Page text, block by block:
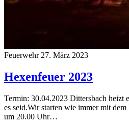
Feuerwehr 27. März 2023
Hexenfeuer 2023
Termin: 30.04.2023 Dittersbach heizt
es seid.Wir starten wie immer mit
um 20.00 Uhr…